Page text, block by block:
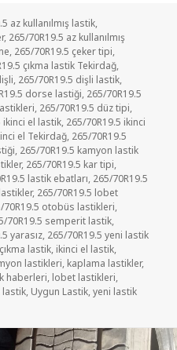
az kullanılmış lastik,
, 265/70R19.5 az kullanılmış
, 265/70R19.5 çeker tipi,
çıkma lastik Tekirdağ,
, 265/70R19.5 dişli lastik,
dorse lastiği, 265/70R19.5
, 265/70R19.5 düz tipi,
ikinci el lastik, 265/70R19.5 ikinci
el Tekirdağ, 265/70R19.5
, 265/70R19.5 kamyon lastik
, 265/70R19.5 kar tipi,
lastik ebatları, 265/70R19.5
, 265/70R19.5 lobet
70R19.5 otobüs lastikleri,
70R19.5 semperit lastik,
yarasız, 265/70R19.5 yeni lastik
çıkma lastik, ikinci el lastik,
lastikleri, kaplama lastikler,
haberleri, lobet lastikleri,
lastik, Uygun Lastik,yeni lastik
LASTİKLER için